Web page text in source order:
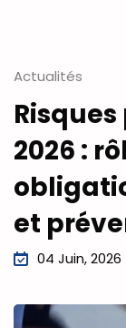
Actualités
2026 :
et
04 Juin, 2026